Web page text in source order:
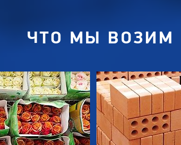
ЧТО МЫ ВОЗИМ